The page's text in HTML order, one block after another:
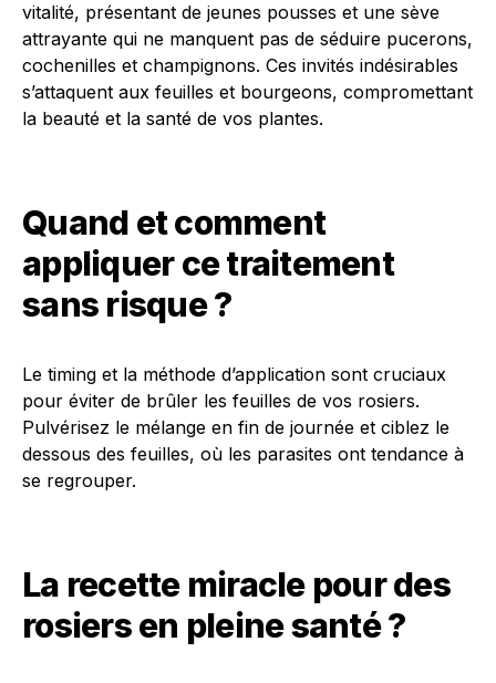
vitalité, présentant de jeunes pousses et une sève
attrayante qui ne manquent pas de séduire pucerons,
cochenilles et champignons. Ces invités indésirables
s’attaquent aux feuilles et bourgeons, compromettant
la beauté et la santé de vos plantes.
Quand et comment
appliquer ce traitement
sans risque ?
Le timing et la méthode d’application sont cruciaux
pour éviter de brûler les feuilles de vos rosiers.
Pulvérisez le mélange en fin de journée et ciblez le
dessous des feuilles, où les parasites ont tendance à
se regrouper.
La recette miracle pour des
rosiers en pleine santé ?